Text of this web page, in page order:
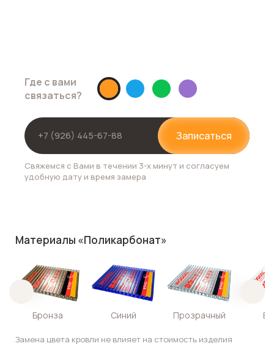
Где с вами
связаться?
Записаться
Свяжемся с Вами в течении 3-х минут и согласуем
удобную дату и время замера
Материалы «Поликарбонат»
Бронза Синий Прозрачный
Замена цвета кровли не влияет на стоимость изделия